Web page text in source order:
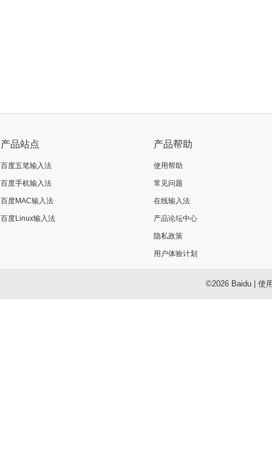
产品站点
百度五笔输入法
百度手机输入法
百度MAC输入法
百度Linux输入法
产品帮助
使用帮助
常见问题
在线输入法
产品论坛中心
隐私政策
用户体验计划
©2026 Baidu| 使